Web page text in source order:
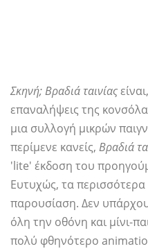
Σκηνή; Βραδιά ταινίας
επαναλήψεις της
μια συλλογή μικρών
περίμενε κανείς, Βραδιά
'lite' έκδοση του
Ευτυχώς, τα
παρουσίαση. Δεν
όλη την οθόνη και μίνι-
πολύ φθηνότερο